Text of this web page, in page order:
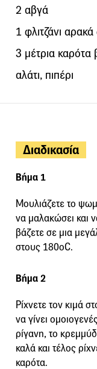
2 αβγά
1 φλιτζάνι
3 μέτρια
αλάτι, πιπέρι
Διαδικασία
Βήμα 1
Μουλιάζετε το
να μαλακώσει και
βάζετε σε μια
στους 180οC.
Βήμα 2
Ρίχνετε τον κιμά
να γίνει
ρίγανη, το
καλά και τέλος
καρότα.